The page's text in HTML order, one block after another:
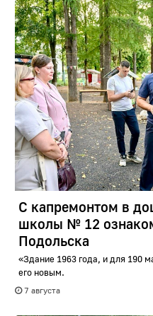
С капремонтом в
школы № 12
Подольска
«Здание 1963 года, и для 190
его новым.
7 августа